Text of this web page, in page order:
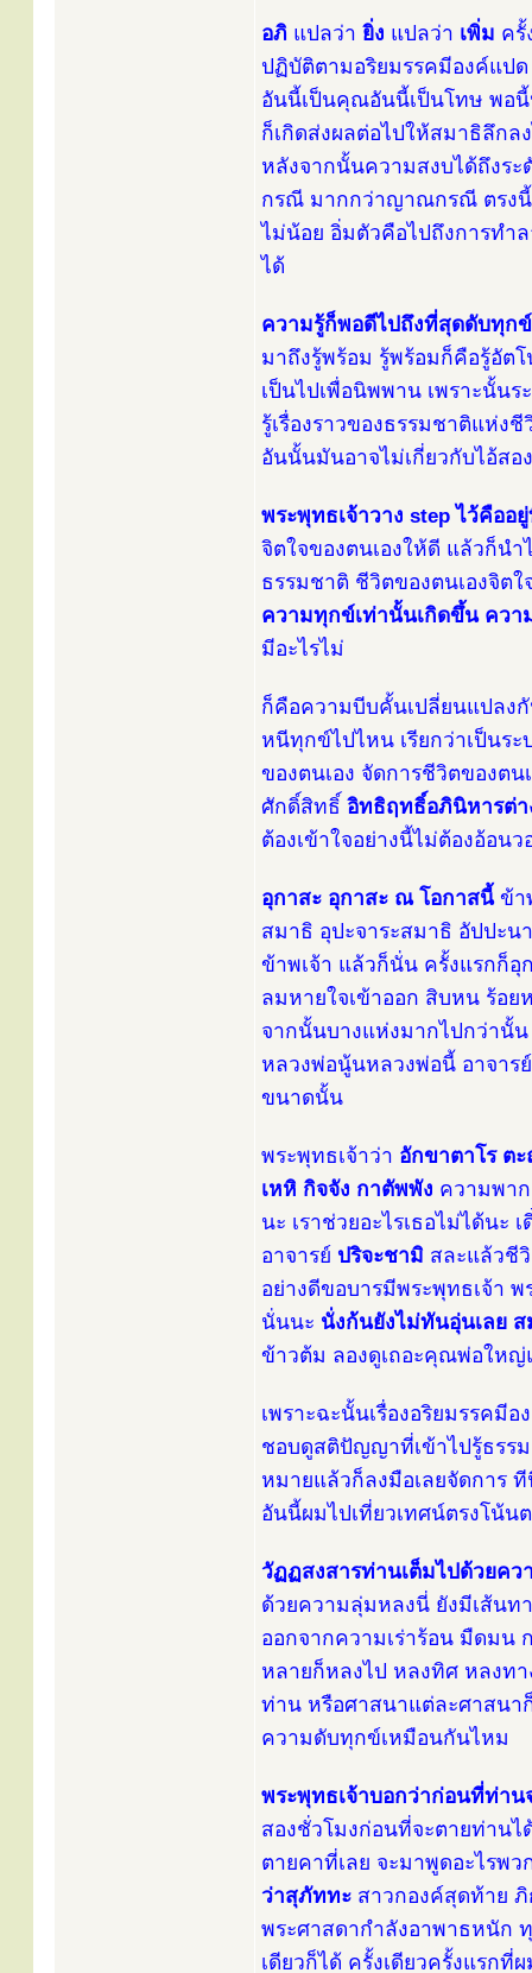
อภิ แปลว่า ยิ่ง แปลว่า เพิ่ม ครั้
ปฏิบัติตามอริยมรรคมีองค์แป
อันนี้เป็นคุณอันนี้เป็นโทษ พอ
ก็เกิดส่งผลต่อไปให้สมาธิลึกล
หลังจากนั้นความสงบได้ถึงระ
กรณี มากกว่าญาณกรณี ตรงนี้
ไม่น้อย อิ่มตัวคือไปถึงการทำ
ได้
ความรู้ก็พอดีไปถึงที่สุดดับทุก
มาถึงรู้พร้อม รู้พร้อมก็คือรู้อัต
เป็นไปเพื่อนิพพาน เพราะนั้น
รู้เรื่องราวของธรรมชาติแห่ง
อันนั้นมันอาจไม่เกี่ยวกับไอ้สอ
พระพุทธเจ้าวาง step ไว้คืออ
จิตใจของตนเองให้ดี แล้วก็น
ธรรมชาติ ชีวิตของตนเองจิต
ความทุกข์เท่านั้นเกิดขึ้น คว
มีอะไรไม่
ก็คือความบีบคั้นเปลี่ยนแปลง
หนีทุกข์ไปไหน เรียกว่าเป็นร
ของตนเอง จัดการชีวิตของตน
ศักดิ์สิทธิ์ อิทธิฤทธิ์อภินิหารต่า
ต้องเข้าใจอย่างนี้ไม่ต้องอ้อน
อุกาสะ อุกาสะ ณ โอกาสนี้ข้า
สมาธิ อุปะจาระสมาธิ อัปปะ
ข้าพเจ้า แล้วก็นั่น ครั้งแรกก็อุ
ลมหายใจเข้าออก สิบหน ร้อ
จากนั้นบางแห่งมากไปกว่านั้
หลวงพ่อนู้นหลวงพ่อนี้ อาจาร
ขนาดนั้น
พระพุทธเจ้าว่า อักขาตาโร ต
เหหิ กิจจัง กาตัพพัง ความพาก
นะ เราช่วยอะไรเธอไม่ได้น
อาจารย์ ปริจะชามิ สละแล้วชี
อย่างดีขอบารมีพระพุทธเจ้า
นั่นนะ นั่งก้นยังไม่ทันอุ่นเลย
ข้าวต้ม ลองดูเถอะคุณพ่อให
เพราะฉะนั้นเรื่องอริยมรรคมี
ชอบดูสติปัญญาที่เข้าไปรู้ธรรม
หมายแล้วก็ลงมือเลยจัดการ
อันนี้ผมไปเที่ยวเทศน์ตรงโน้น
วัฏฏสงสารท่านเต็มไปด้วยคว
ด้วยความลุ่มหลงนี่ ยังมีเส้นท
ออกจากความเร่าร้อน มืดมน
หลายก็หลงไป หลงทิศ หลงทา
ท่าน หรือศาสนาแต่ละศาสนา
ความดับทุกข์เหมือนกันไหม
พระพุทธเจ้าบอกว่าก่อนที่ท่าน
สองชั่วโมงก่อนที่จะตายท่านไ
ตายคาที่เลย จะมาพูดอะไรพ
ว่าสุภัททะ สาวกองค์สุดท้าย
พระศาสดากำลังอาพาธหนัก
เดียวก็ได้ ครั้งเดียวครั้งแรก